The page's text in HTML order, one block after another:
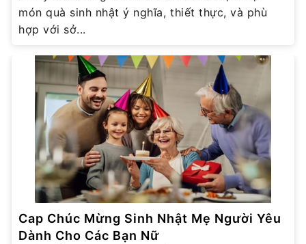
món quà sinh nhật ý nghĩa, thiết thực, và phù
hợp với sở...
Cap Chúc Mừng Sinh Nhật Mẹ Người Yêu
Dành Cho Các Bạn Nữ